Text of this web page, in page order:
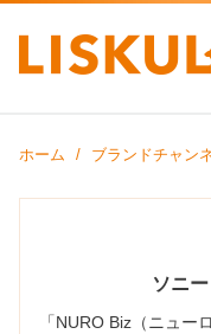
ホーム ブランドチャン
ソニ
「NURO Biz（ニュー